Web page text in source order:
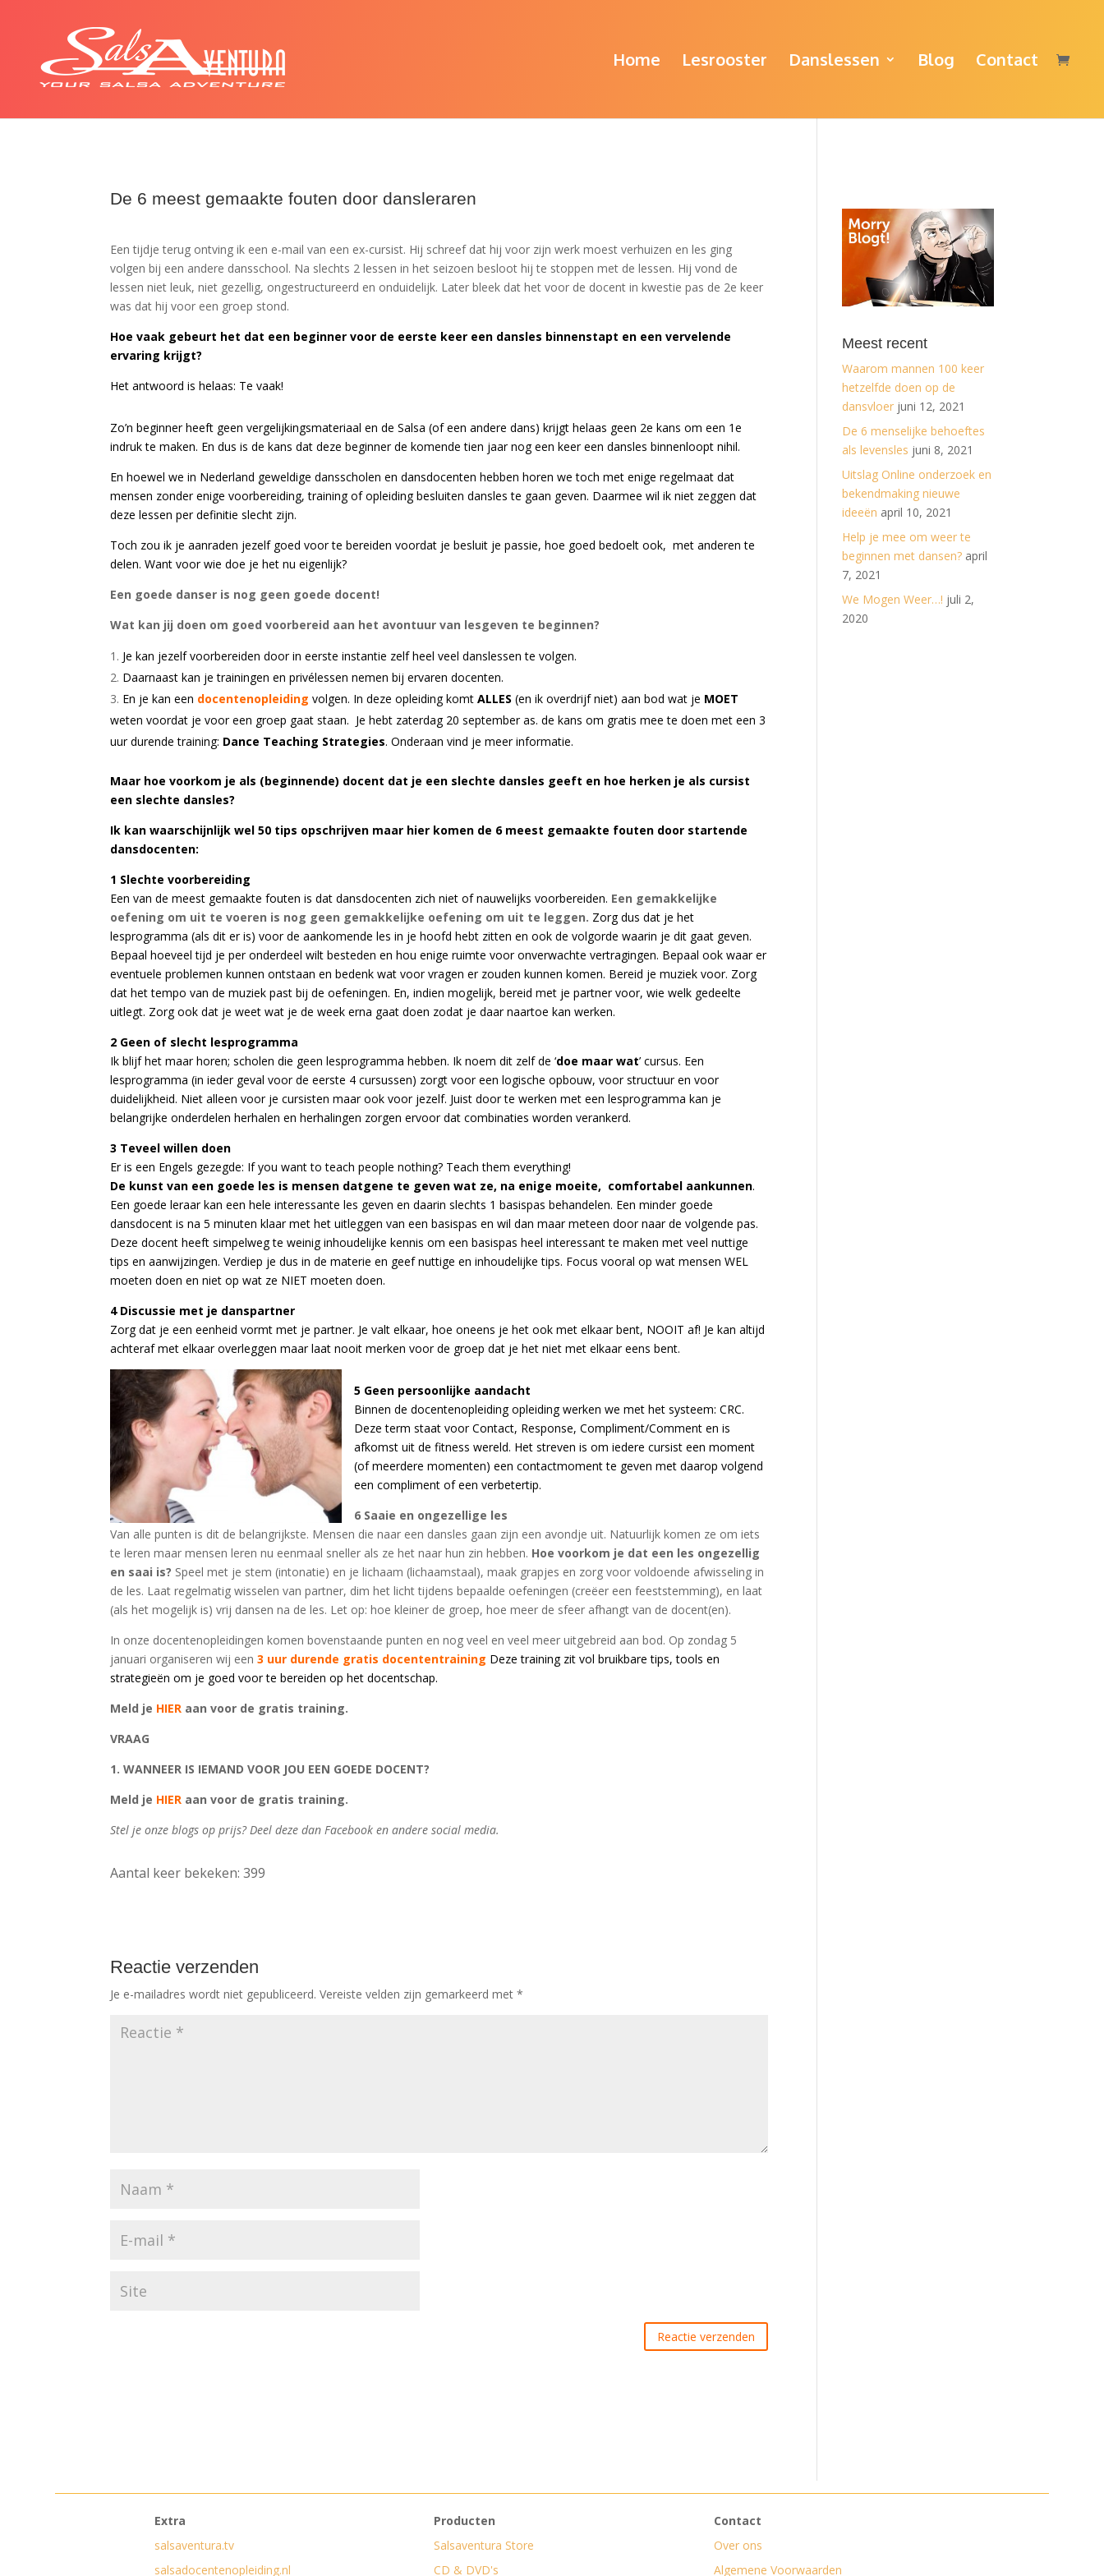
Home Lesrooster Danslessen Blog Contact
De 6 meest gemaakte fouten door dansleraren
Een tijdje terug ontving ik een e-mail van een ex-cursist. Hij schreef dat hij voor zijn werk moest verhuizen en les ging
volgen bij een andere dansschool. Na slechts 2 lessen in het seizoen besloot hij te stoppen met de lessen. Hij vond de
lessen niet leuk, niet gezellig, ongestructureerd en onduidelijk. Later bleek dat het voor de docent in kwestie pas de 2e keer
was dat hij voor een groep stond.
Hoe vaak gebeurt het dat een beginner voor de eerste keer een dansles binnenstapt en een vervelende
ervaring krijgt?
Het antwoord is helaas: Te vaak!
Zo’n beginner heeft geen vergelijkingsmateriaal en de Salsa (of een andere dans) krijgt helaas geen 2e kans om een 1e
indruk te maken. En dus is de kans dat deze beginner de komende tien jaar nog een keer een dansles binnenloopt nihil.
En hoewel we in Nederland geweldige dansscholen en dansdocenten hebben horen we toch met enige regelmaat dat
mensen zonder enige voorbereiding, training of opleiding besluiten dansles te gaan geven. Daarmee wil ik niet zeggen dat
deze lessen per definitie slecht zijn.
Toch zou ik je aanraden jezelf goed voor te bereiden voordat je besluit je passie, hoe goed bedoelt ook, met anderen te
delen. Want voor wie doe je het nu eigenlijk?
Een goede danser is nog geen goede docent!
Wat kan jij doen om goed voorbereid aan het avontuur van lesgeven te beginnen?
Je kan jezelf voorbereiden door in eerste instantie zelf heel veel danslessen te volgen.
Daarnaast kan je trainingen en privélessen nemen bij ervaren docenten.
En je kan een docentenopleiding volgen. In deze opleiding komt ALLES (en ik overdrijf niet) aan bod wat je MOET
weten voordat je voor een groep gaat staan. Je hebt zaterdag 20 september as. de kans om gratis mee te doen met een 3
uur durende training: Dance Teaching Strategies. Onderaan vind je meer informatie.
Maar hoe voorkom je als (beginnende) docent dat je een slechte dansles geeft en hoe herken je als cursist
een slechte dansles?
Ik kan waarschijnlijk wel 50 tips opschrijven maar hier komen de 6 meest gemaakte fouten door startende
dansdocenten:
1 Slechte voorbereiding
Een van de meest gemaakte fouten is dat dansdocenten zich niet of nauwelijks voorbereiden. Een gemakkelijke
oefening om uit te voeren is nog geen gemakkelijke oefening om uit te leggen. Zorg dus dat je het
lesprogramma (als dit er is) voor de aankomende les in je hoofd hebt zitten en ook de volgorde waarin je dit gaat geven.
Bepaal hoeveel tijd je per onderdeel wilt besteden en hou enige ruimte voor onverwachte vertragingen. Bepaal ook waar er
eventuele problemen kunnen ontstaan en bedenk wat voor vragen er zouden kunnen komen. Bereid je muziek voor. Zorg
dat het tempo van de muziek past bij de oefeningen. En, indien mogelijk, bereid met je partner voor, wie welk gedeelte
uitlegt. Zorg ook dat je weet wat je de week erna gaat doen zodat je daar naartoe kan werken.
2 Geen of slecht lesprogramma
Ik blijf het maar horen; scholen die geen lesprogramma hebben. Ik noem dit zelf de ‘doe maar wat’ cursus. Een
lesprogramma (in ieder geval voor de eerste 4 cursussen) zorgt voor een logische opbouw, voor structuur en voor
duidelijkheid. Niet alleen voor je cursisten maar ook voor jezelf. Juist door te werken met een lesprogramma kan je
belangrijke onderdelen herhalen en herhalingen zorgen ervoor dat combinaties worden verankerd.
3 Teveel willen doen
Er is een Engels gezegde: If you want to teach people nothing? Teach them everything!
De kunst van een goede les is mensen datgene te geven wat ze, na enige moeite, comfortabel aankunnen.
Een goede leraar kan een hele interessante les geven en daarin slechts 1 basispas behandelen. Een minder goede
dansdocent is na 5 minuten klaar met het uitleggen van een basispas en wil dan maar meteen door naar de volgende pas.
Deze docent heeft simpelweg te weinig inhoudelijke kennis om een basispas heel interessant te maken met veel nuttige
tips en aanwijzingen. Verdiep je dus in de materie en geef nuttige en inhoudelijke tips. Focus vooral op wat mensen WEL
moeten doen en niet op wat ze NIET moeten doen.
4 Discussie met je danspartner
Zorg dat je een eenheid vormt met je partner. Je valt elkaar, hoe oneens je het ook met elkaar bent, NOOIT af! Je kan altijd
achteraf met elkaar overleggen maar laat nooit merken voor de groep dat je het niet met elkaar eens bent.
5 Geen persoonlijke aandacht
Binnen de docentenopleiding opleiding werken we met het systeem: CRC.
Deze term staat voor Contact, Response, Compliment/Comment en is
afkomst uit de fitness wereld. Het streven is om iedere cursist een moment
(of meerdere momenten) een contactmoment te geven met daarop volgend
een compliment of een verbetertip.
6 Saaie en ongezellige les
Van alle punten is dit de belangrijkste. Mensen die naar een dansles gaan zijn een avondje uit. Natuurlijk komen ze om iets
te leren maar mensen leren nu eenmaal sneller als ze het naar hun zin hebben. Hoe voorkom je dat een les ongezellig
en saai is? Speel met je stem (intonatie) en je lichaam (lichaamstaal), maak grapjes en zorg voor voldoende afwisseling in
de les. Laat regelmatig wisselen van partner, dim het licht tijdens bepaalde oefeningen (creëer een feeststemming), en laat
(als het mogelijk is) vrij dansen na de les. Let op: hoe kleiner de groep, hoe meer de sfeer afhangt van de docent(en).
In onze docentenopleidingen komen bovenstaande punten en nog veel en veel meer uitgebreid aan bod. Op zondag 5
januari organiseren wij een3 uur durende gratis docententraining Deze training zit vol bruikbare tips, tools en
strategieën om je goed voor te bereiden op het docentschap.
Meld je HIER aan voor de gratis training.
VRAAG
1. WANNEER IS IEMAND VOOR JOU EEN GOEDE DOCENT?
Meld je HIER aan voor de gratis training.
Stel je onze blogs op prijs? Deel deze dan Facebook en andere social media.
Aantal keer bekeken: 399
Reactie verzenden
Je e-mailadres wordt niet gepubliceerd. Vereiste velden zijn gemarkeerd met*
Meest recent
Waarom mannen 100 keer
hetzelfde doen op de
dansvloer juni 12, 2021
De 6 menselijke behoeftes
als levensles juni 8, 2021
Uitslag Online onderzoek en
bekendmaking nieuwe
ideeën april 10, 2021
Help je mee om weer te
beginnen met dansen? april
7, 2021
We Mogen Weer…! juli 2,
2020
Extra
salsaventura.tv
salsadocentenopleiding.nl
Producten
Salsaventura Store
CD & DVD's
Contact
Over ons
Algemene Voorwaarden